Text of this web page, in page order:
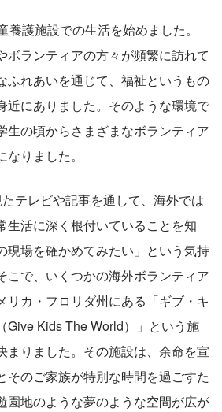
護施設での生活を始めました。
ボランティアの方々が頻繁に訪れて
ふれあいを通じて、福祉というもの
近にありました。そのような環境で
生の頃からさまざまなボランティア
りました。
テレビや記事を通して、海外では
生活に深く根付いていることを知
現場を確かめてみたい」という気持
こで、いくつかの海外ボランティア
リカ・フロリダ州にある「ギブ・キ
Give Kids The World）」という施
まりました。その施設は、余命を宣
そのご家族が特別な時間を過ごすた
園地のような夢のような空間が広が